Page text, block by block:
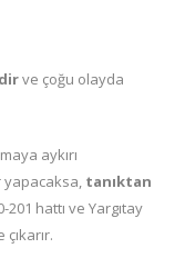
ve çoğu olayda
aykırı
yapacaksa, tanıktan
201 hattı ve Yargıtay